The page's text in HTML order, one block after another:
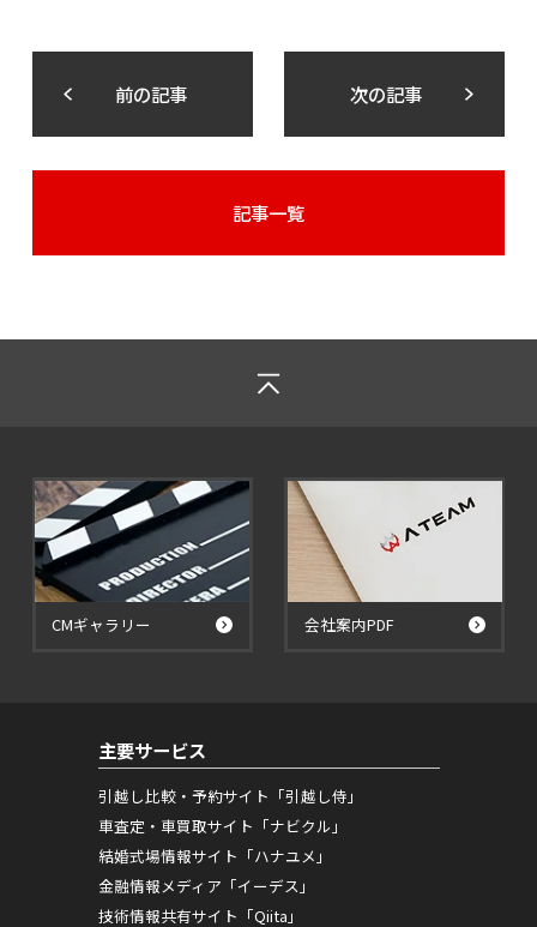
前の記事 次の記事
記事一覧
CMギャラリー 会社案内PDF
主要サービス
引越し比較・予約サイト「引越し侍」
車査定・車買取サイト「ナビクル」
結婚式場情報サイト「ハナユメ」
金融情報メディア「イーデス」
技術情報共有サイト「Qiita」